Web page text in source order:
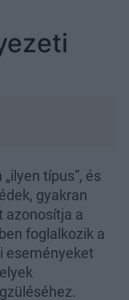
típus”, és
gyakran
azonosítja a
foglalkozik a
eseményeket